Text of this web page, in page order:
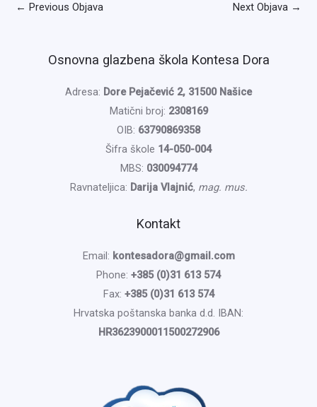
← Previous Objava Next Objava →
Osnovna glazbena škola Kontesa Dora
Adresa: Dore Pejačević 2, 31500 Našice
Matični broj: 2308169
OIB: 63790869358
Šifra škole 14-050-004
MBS: 030094774
Ravnateljica: Darija Vlajnić, mag. mus.
Kontakt
Email: kontesadora@gmail.com
Phone: +385 (0)31 613 574
Fax: +385 (0)31 613 574
Hrvatska poštanska banka d.d. IBAN:
HR3623900011500272906